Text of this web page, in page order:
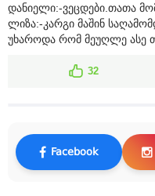
დანიელი:-ვეცდები.თათა
ლიზა:-კარგი მაშინ
უხაროდა რომ მეუღლე ასე
32
Facebook